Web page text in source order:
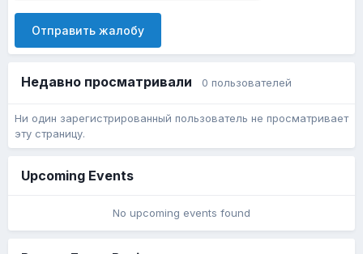
Отправить жалобу
Недавно просматривали 0 пользователей
Ни один зарегистрированный пользователь не просматривает
эту страницу.
Upcoming Events
No upcoming events found